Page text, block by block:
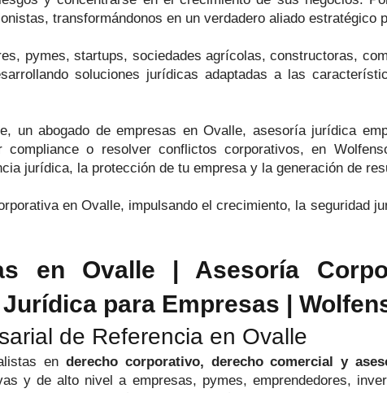
transformándonos en un verdadero aliado estratégico
pymes, startups, sociedades agrícolas, constructoras,
soluciones jurídicas adaptadas a las
un abogado de empresas en Ovalle, asesoría jurídica
compliance o resolver conflictos corporativos, en
jurídica, la protección de tu empresa y la generación de
en Ovalle, impulsando el crecimiento, la seguridad
en Ovalle | Asesoría
para Empresas |
de Referencia en Ovalle
en derecho corporativo, derecho comercial y
y de alto nivel a empresas, pymes, emprendedores,